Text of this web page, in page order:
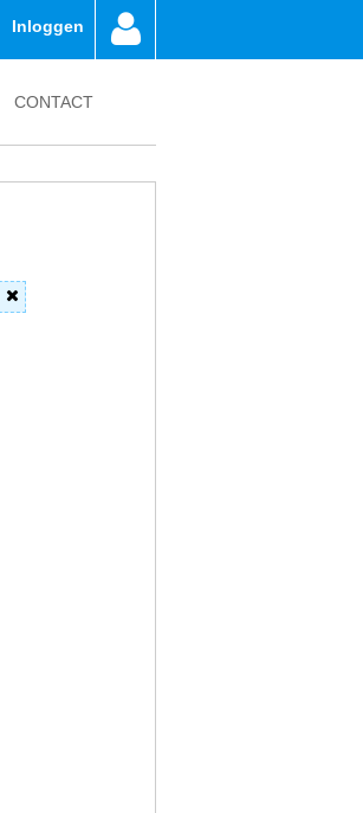
Inloggen
CONTACT